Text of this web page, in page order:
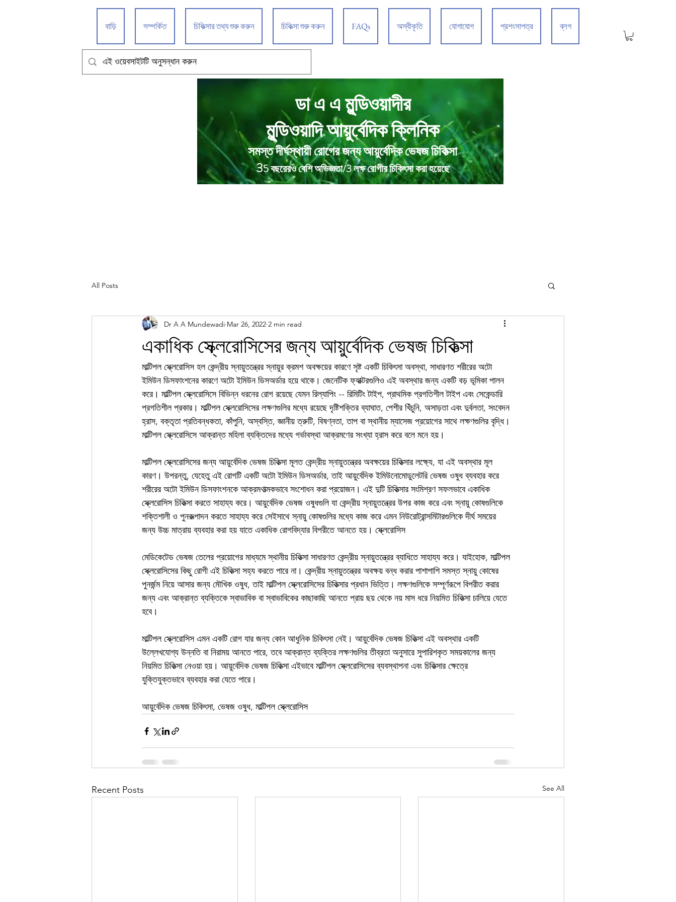
বাড়ি সম্পর্কিত চিকিত্সার তথ্য শুরু করুন চিকিত্সা শুরু করুন FAQs অস্বীকৃতি যোগাযোগ প্রশংসাপত্র ব্লগ
ডা এ এ মুন্ডিওয়াদীর
মুন্ডিওয়াদিআয়ুর্বেদিক ক্লিনিক
সমস্ত দীর্ঘস্থায়ী রোগের জন্য আয়ুর্বেদিক ভেষজ চিকিত্সা
35 বছরেরও বেশি অভিজ্ঞতা/3 লক্ষ রোগীর চিকিৎসা করা হয়েছে
All Posts
একাধিক স্ক্লেরোসিসের জন্য আয়ুর্বেদিক ভেষজ চিকিত্সা
Dr A A Mundewadi Mar 26, 2022 2 min read
মাল্টিপল স্ক্লেরোসিস হল কেন্দ্রীয় স্নায়ুতন্ত্রের স্নায়ুর ক্রমশ অবক্ষয়ের কারণে সৃষ্ট একটি চিকিৎসা অবস্থা, সাধারণত শরীরের অটো
ইমিউন ডিসফাংশনের কারণে অটো ইমিউন ডিসঅর্ডার হয়ে থাকে। জেনেটিক ফ্যাক্টরগুলিও এই অবস্থার জন্য একটি বড় ভূমিকা পালন
করে। মাল্টিপল স্ক্লেরোসিসে বিভিন্ন ধরনের রোগ রয়েছে যেমন রিল্যাপিং -- রিমিটিং টাইপ, প্রাথমিক প্রগতিশীল টাইপ এবং সেকেন্ডারি
প্রগতিশীল প্রকার। মাল্টিপল স্ক্লেরোসিসের লক্ষণগুলির মধ্যে রয়েছে দৃষ্টিশক্তির ব্যাঘাত, পেশীর খিঁচুনি, অসাড়তা এবং দুর্বলতা, সংবেদন
হ্রাস, বক্তৃতা প্রতিবন্ধকতা, কাঁপুনি, অস্বস্তি, জ্ঞানীয় ত্রুটি, বিষণ্নতা, তাপ বা স্থানীয় ম্যাসেজ প্রয়োগের সাথে লক্ষণগুলির বৃদ্ধি।
মাল্টিপল স্ক্লেরোসিসে আক্রান্ত মহিলা ব্যক্তিদের মধ্যে গর্ভাবস্থা আক্রমণের সংখ্যা হ্রাস করে বলে মনে হয়।
মাল্টিপল স্ক্লেরোসিসের জন্য আয়ুর্বেদিক ভেষজ চিকিত্সা মূলত কেন্দ্রীয় স্নায়ুতন্ত্রের অবক্ষয়ের চিকিত্সার লক্ষ্যে, যা এই অবস্থার মূল
কারণ। উপরন্তু, যেহেতু এই রোগটি একটি অটো ইমিউন ডিসঅর্ডার, তাই আয়ুর্বেদিক ইমিউনোমোডুলেটরি ভেষজ ওষুধ ব্যবহার করে
শরীরের অটো ইমিউন ডিসফাংশনকে আক্রমণাত্মকভাবে সংশোধন করা প্রয়োজন। এই দুটি চিকিত্সার সংমিশ্রণ সফলভাবে একাধিক
স্ক্লেরোসিস চিকিত্সা করতে সাহায্য করে। আয়ুর্বেদিক ভেষজ ওষুধগুলি যা কেন্দ্রীয় স্নায়ুতন্ত্রের উপর কাজ করে এবং স্নায়ু কোষগুলিকে
শক্তিশালী ও পুনরুত্পাদন করতে সাহায্য করে সেইসাথে স্নায়ু কোষগুলির মধ্যে কাজ করে এমন নিউরোট্রান্সমিটারগুলিকে দীর্ঘ সময়ের
জন্য উচ্চ মাত্রায় ব্যবহার করা হয় যাতে একাধিক রোগবিদ্যার বিপরীতে আনতে হয়। স্ক্লেরোসিস
মেডিকেটেড ভেষজ তেলের প্রয়োগের মাধ্যমে স্থানীয় চিকিত্সা সাধারণত কেন্দ্রীয় স্নায়ুতন্ত্রের ব্যাধিতে সাহায্য করে। যাইহোক, মাল্টিপল
স্ক্লেরোসিসের কিছু রোগী এই চিকিত্সা সহ্য করতে পারে না। কেন্দ্রীয় স্নায়ুতন্ত্রের অবক্ষয় বন্ধ করার পাশাপাশি সমস্ত স্নায়ু কোষের
পুনর্জন্ম নিয়ে আসার জন্য মৌখিক ওষুধ, তাই মাল্টিপল স্ক্লেরোসিসের চিকিত্সার প্রধান ভিত্তি। লক্ষণগুলিকে সম্পূর্ণরূপে বিপরীত করার
জন্য এবং আক্রান্ত ব্যক্তিকে স্বাভাবিক বা স্বাভাবিকের কাছাকাছি আনতে প্রায় ছয় থেকে নয় মাস ধরে নিয়মিত চিকিত্সা চালিয়ে যেতে
হবে।
মাল্টিপল স্ক্লেরোসিস এমন একটি রোগ যার জন্য কোন আধুনিক চিকিৎসা নেই। আয়ুর্বেদিক ভেষজ চিকিত্সা এই অবস্থার একটি
উল্লেখযোগ্য উন্নতি বা নিরাময় আনতে পারে, তবে আক্রান্ত ব্যক্তির লক্ষণগুলির তীব্রতা অনুসারে সুপারিশকৃত সময়কালের জন্য
নিয়মিত চিকিত্সা নেওয়া হয়। আয়ুর্বেদিক ভেষজ চিকিত্সা এইভাবে মাল্টিপল স্ক্লেরোসিসের ব্যবস্থাপনা এবং চিকিত্সার ক্ষেত্রে
যুক্তিযুক্তভাবে ব্যবহার করা যেতে পারে।
আয়ুর্বেদিক ভেষজ চিকিৎসা, ভেষজ ওষুধ, মাল্টিপল স্ক্লেরোসিস
Recent Posts See All